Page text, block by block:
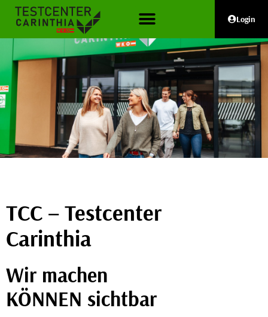
Login
TCC – Testcenter
Carinthia
Wir machen
KÖNNEN sichtbar